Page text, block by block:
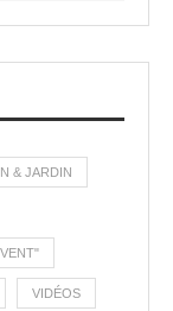
& JARDIN
VIDÉOS